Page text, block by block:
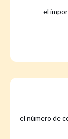
el
el número de